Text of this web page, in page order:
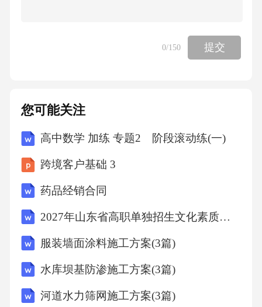
高产土壤，B项正确;C项，水稻土是我国南方地
区人为培育的高产土壤，C项错误;D项，黑土是
考点：地理常识5、一切生命有机体都需要新陈
代谢，否则生命就会停止。文明也是一样，如
果长期自我封闭，必将走向衰落。交流互鉴是
鉴、取长补短，才能保持旺盛的生命力。由此
可以推出()
不能保持旺盛的生命力
0/150 提交
您可能关注
高中数学 加练 专题2 阶段滚动练(一)
跨境客户基础 3
药品经销合同
2027年山东省高职单独招生文化素质全真仿真卷（中职考生专用）
服装墙面涂料施工方案(3篇)
水库坝基防渗施工方案(3篇)
河道水力筛网施工方案(3篇)